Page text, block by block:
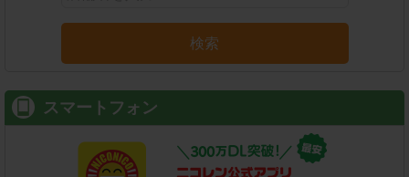
検索
スマートフォン